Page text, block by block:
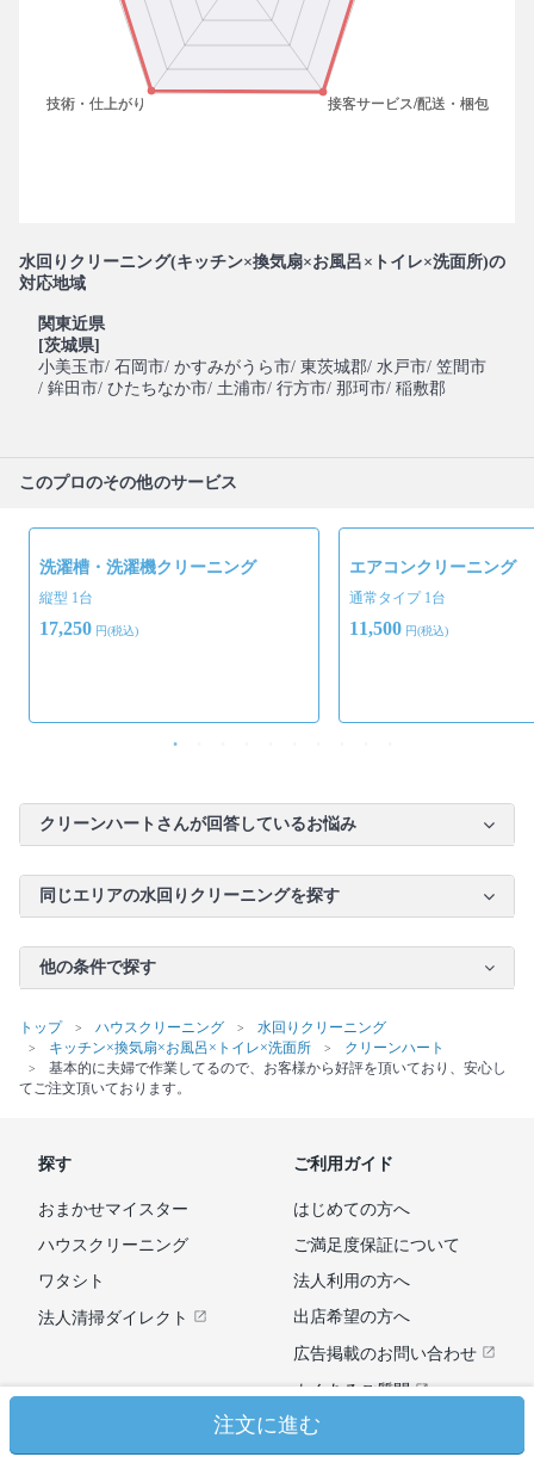
水回りクリーニング(キッチン×換気扇×お風呂×トイレ×洗面所)の
対応地域
関東近県
[茨城県]
小美玉市/ 石岡市/ かすみがうら市/ 東茨城郡/ 水戸市/ 笠間市
/ 鉾田市/ ひたちなか市/ 土浦市/ 行方市/ 那珂市/ 稲敷郡
このプロのその他のサービス
洗濯槽・洗濯機クリーニング
縦型 1台
17,250 円(税込)
エアコンクリーニング
通常タイプ 1台
11,500 円(税込)
クリーンハートさんが回答しているお悩み
同じエリアの水回りクリーニングを探す
他の条件で探す
トップ ハウスクリーニング
水回りクリーニング
キッチン×換気扇×お風呂×トイレ×洗面所
クリーンハート
基本的に夫婦で作業してるので、お客様から好評を頂いており、安心し
てご注文頂いております。
注文に進む
探す
おまかせマイスター
ハウスクリーニング
ワタシト
法人清掃ダイレクト
ご利用ガイド
はじめての方へ
ご満足度保証について
法人利用の方へ
出店希望の方へ
広告掲載のお問い合わせ
よくあるご質問